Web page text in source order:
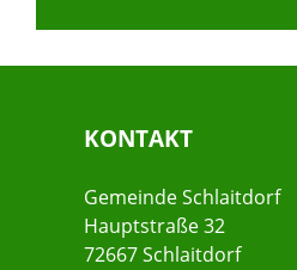
KONTAKT
Gemeinde Schlaitdorf
Hauptstraße 32
72667 Schlaitdorf